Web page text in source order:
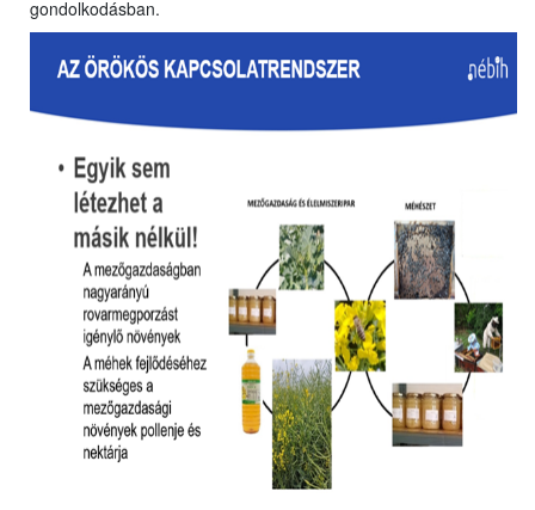
gondolkodásban.